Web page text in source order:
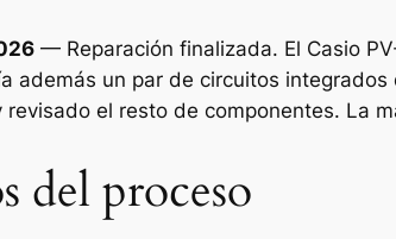
— Reparación finalizada. El Casio
además un par de circuitos
revisado el resto de componentes. La
del proceso